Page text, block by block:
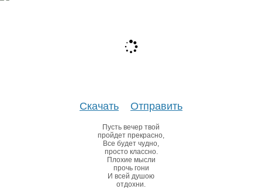
Скачать Отправить
Пусть вечер твой
пройдет прекрасно,
Все будет чудно,
просто классно.
Плохие мысли
прочь гони
И всей душою
отдохни.